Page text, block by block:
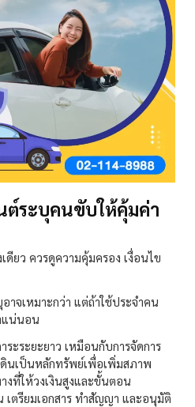
ต์ระบุคนขับให้คุ้มค่า
ดียว ควรดูความคุ้มครอง เงื่อนไข
จเหมาะกว่า แต่ถ้าใช้ประจำคน
แน่นอน
ะระยะยาว เหมือนกับการจัดการ
นเป็นหลักทรัพย์เพื่อเพิ่มสภาพ
งที่ให้วงเงินสูงและขั้นตอน
ตรียมเอกสาร ทำสัญญา และอนุมัติ